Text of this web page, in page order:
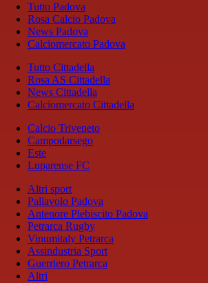
Tutto Padova
Rosa Calcio Padova
News Padova
Calciomercato Padova
Tutto Cittadella
Rosa AS Cittadella
News Cittadella
Calciomercato Cittadella
Calcio Triveneto
Campodarsego
Este
Luparense FC
Altri sport
Pallavolo Padova
Antenore Plebiscito Padova
Petrarca Rugby
Vinumitaly Petrarca
Assindustria Sport
Guerriero Petrarca
Altri